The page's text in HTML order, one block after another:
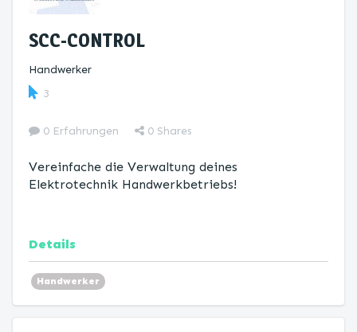
SCC-CONTROL
Handwerker
3
0 Erfahrungen 0 Shares
Vereinfache die Verwaltung deines
Elektrotechnik Handwerkbetriebs!
Details
Handwerker